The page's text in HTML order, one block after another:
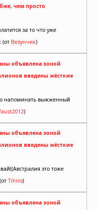
чем просто
за то что уже
получено. Все мечтают о новых кредитах (от Везунчик)
объявлена зоной
введены жёсткие
напоминать выжженный
)
объявлена зоной
введены жёсткие
это тоже
Tihiro)
объявлена зоной